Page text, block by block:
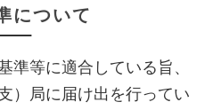
について
準等に適合している旨、
）局に届け出を行ってい